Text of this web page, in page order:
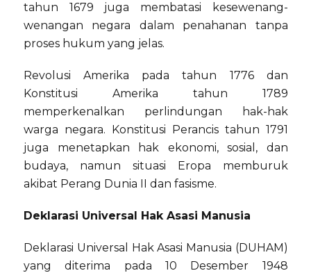
tahun 1679 juga membatasi kesewenang-
wenangan negara dalam penahanan tanpa
proses hukum yang jelas.
Revolusi Amerika pada tahun 1776 dan
Konstitusi Amerika tahun 1789
memperkenalkan perlindungan hak-hak
warga negara. Konstitusi Perancis tahun 1791
juga menetapkan hak ekonomi, sosial, dan
budaya, namun situasi Eropa memburuk
akibat Perang Dunia II dan fasisme.
Deklarasi Universal Hak Asasi Manusia
Deklarasi Universal Hak Asasi Manusia (DUHAM)
yang diterima pada 10 Desember 1948